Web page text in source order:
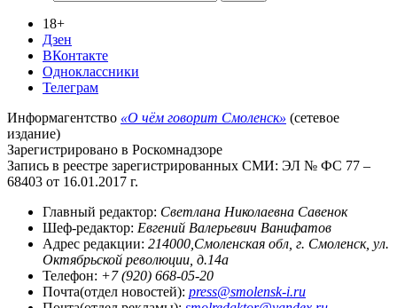
18+
Дзен
ВКонтакте
Одноклассники
Телеграм
Информагентство «О чём говорит Смоленск» (сетевое
издание)
Зарегистрировано в Роскомнадзоре
Запись в реестре зарегистрированных СМИ: ЭЛ № ФС 77 –
68403 от 16.01.2017 г.
Главный редактор: Светлана Николаевна Савенок
Шеф-редактор: Евгений Валерьевич Ванифатов
Адрес редакции: 214000,Смоленская обл, г. Смоленск, ул.
Октябрьской революции, д.14а
Телефон: +7 (920) 668-05-20
Почта(отдел новостей): press@smolensk-i.ru